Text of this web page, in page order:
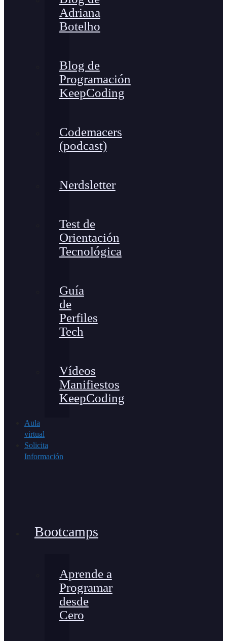
Adriana
Botelho
Blog de
Programación
KeepCoding
Codemacers
(podcast)
Nerdsletter
Test de
Orientación
Tecnológica
Guía
de
Perfiles
Tech
Vídeos
Manifiestos
KeepCoding
Aula
virtual
Solicita
Información
Bootcamps
Aprende a
Programar
desde
Cero